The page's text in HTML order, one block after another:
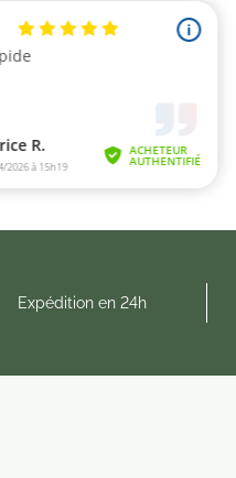
Expédition en 24h